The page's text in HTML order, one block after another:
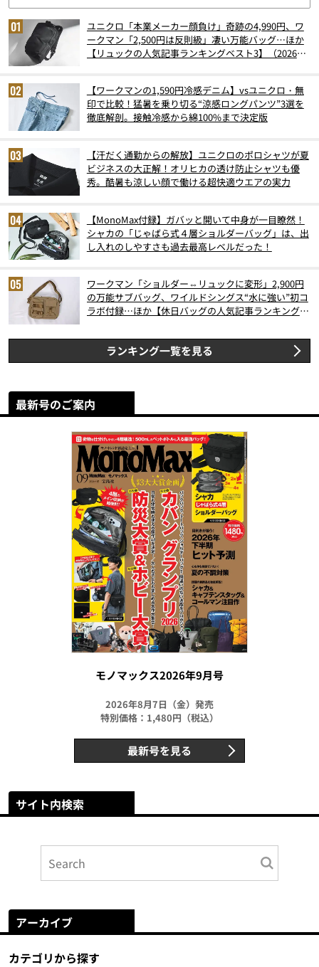
ユニクロ「本業メーカー顔負け」奇跡の4,990円、ワ
ークマン「2,500円は反則級」凄い万能バッグ…ほか
【リュックの人気記事ランキングベスト3】（2026年
【ワークマンの1,590円冷感デニム】vsユニクロ・無
印で比較！猛暑を乗り切る“涼感ロングパンツ”3選を
徹底解剖。接触冷感から綿100%まで決定版
【汗だく通勤からの解放】ユニクロのポロシャツが夏
ビジネスの大正解！オリヒカの透け防止シャツも優
秀。酷暑も涼しい顔で働ける超快適ウエアの実力
【MonoMax付録】ガバッと開いて中身が一目瞭然！
シャカの「じゃばら式４層ショルダーバッグ」は、出
し入れのしやすさも過去最高レベルだった！
ワークマン「ショルダー⇔リュックに変形」2,900円
の万能サブバッグ、ワイルドシングス“水に強い”初コ
ラボ付録…ほか【休日バッグの人気記事ランキングベ
ランキング一覧を見る
最新号のご案内
モノマックス2026年9月号
2026年8月7日（金）発売
特別価格：1,480円（税込）
最新号を見る
サイト内検索
アーカイブ
カテゴリから探す